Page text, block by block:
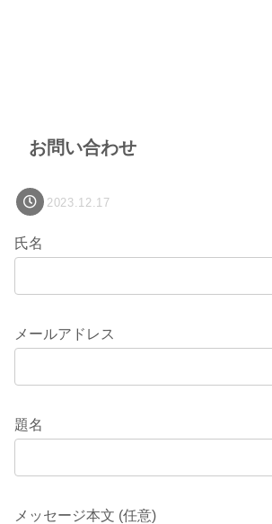
お問い合わせ
2023.12.17
氏名
メールアドレス
題名
メッセージ本文 (任意)